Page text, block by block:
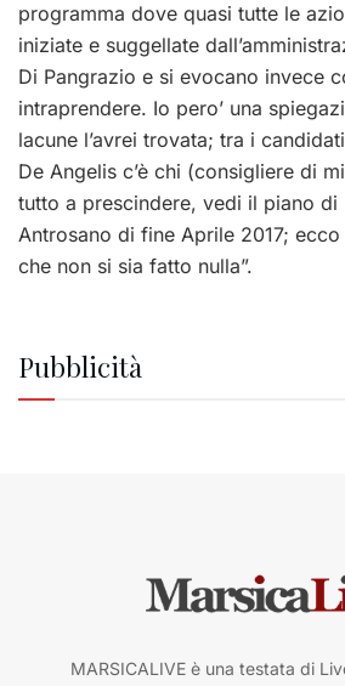
programma dove quasi tutte le
iniziate e suggellate
Di Pangrazio e si evocano invece
intraprendere. Io pero’ una
lacune l’avrei trovata; tra i
De Angelis c’è chi (consigliere di
tutto a prescindere, vedi il piano di
Antrosano di fine Aprile 2017;
che non si sia fatto nulla”.
Pubblicità
MARSICALIVE è una testata di